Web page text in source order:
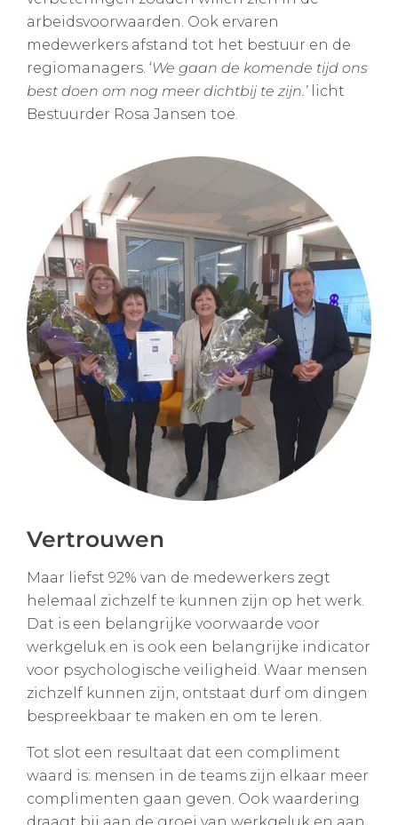
arbeidsvoorwaarden. Ook ervaren
medewerkers afstand tot het bestuur en de
regiomanagers. ‘We gaan de komende tijd ons
best doen om nog meer dichtbij te zijn.’ licht
Bestuurder Rosa Jansen toe.
Vertrouwen
Maar liefst 92% van de medewerkers zegt
helemaal zichzelf te kunnen zijn op het werk.
Dat is een belangrijke voorwaarde voor
werkgeluk en is ook een belangrijke indicator
voor psychologische veiligheid. Waar mensen
zichzelf kunnen zijn, ontstaat durf om dingen
bespreekbaar te maken en om te leren.
Tot slot een resultaat dat een compliment
waard is: mensen in de teams zijn elkaar meer
complimenten gaan geven. Ook waardering